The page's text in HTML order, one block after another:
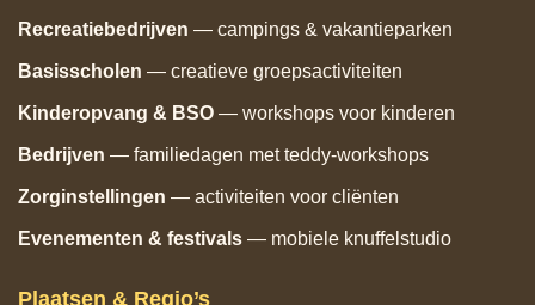
Recreatiebedrijven — campings & vakantieparken
Basisscholen — creatieve groepsactiviteiten
Kinderopvang & BSO — workshops voor kinderen
Bedrijven — familiedagen met teddy‑workshops
Zorginstellingen — activiteiten voor cliënten
Evenementen & festivals — mobiele knuffelstudio
Plaatsen & Regio’s